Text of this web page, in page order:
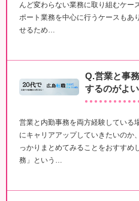
んど変わらない業務に取り組むケー
ポート業務を中心に行うケースもあ
せるため…
Q.営業と事
するのがよ
営業と内勤事務を両方経験している
にキャリアアップしていきたいのか
っかりまとめてみることをおすすめ
務」という…